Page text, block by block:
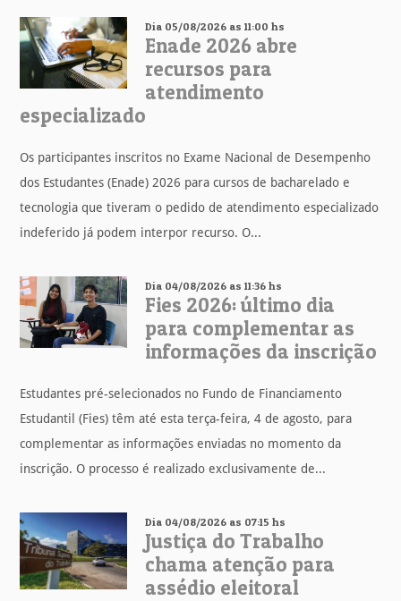
Dia 05/08/2026 as 11:00 hs
Enade 2026 abre
recursos para
atendimento
especializado
Os participantes inscritos no Exame Nacional de Desempenho
dos Estudantes (Enade) 2026 para cursos de bacharelado e
tecnologia que tiveram o pedido de atendimento especializado
indeferido já podem interpor recurso. O...
Dia 04/08/2026 as 11:36 hs
Fies 2026: último dia
para complementar as
informações da inscrição
Estudantes pré-selecionados no Fundo de Financiamento
Estudantil (Fies) têm até esta terça-feira, 4 de agosto, para
complementar as informações enviadas no momento da
inscrição. O processo é realizado exclusivamente de...
Dia 04/08/2026 as 07:15 hs
Justiça do Trabalho
chama atenção para
assédio eleitoral